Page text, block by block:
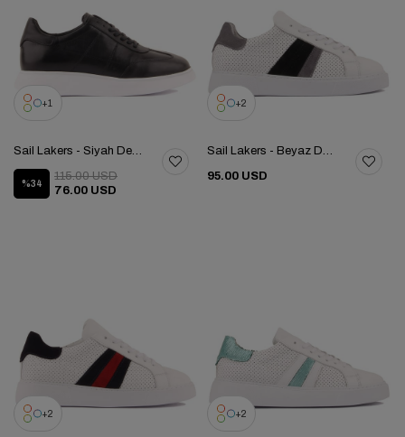
1
Sail Lakers - Siyah Deri Bağcıklı Kadın Günlük Ayakkabı 104-5037-H1235Z
%34
76.00 USD
115.00 USD
2
Sail Lakers - Beyaz Deri Bağcıklı Kadın Günlük Ayakkabı 104-5046HE1065Z
95.00 USD
2 2